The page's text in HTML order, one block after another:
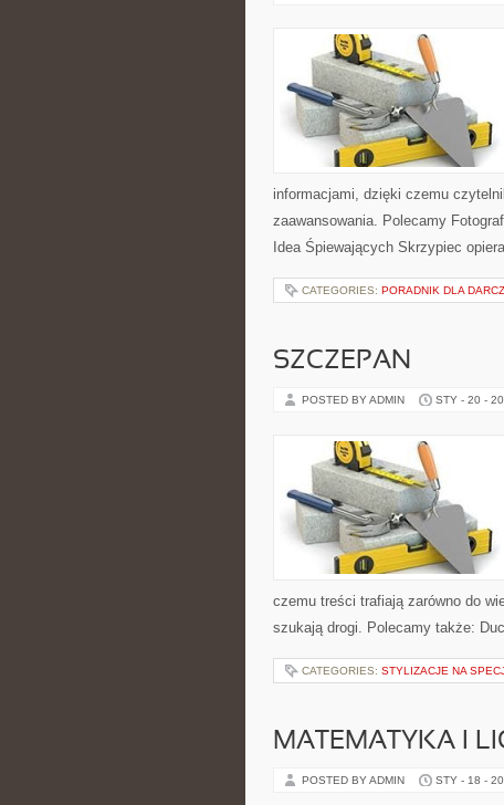
informacjami, dzięki czemu
zaawansowania. Polecamy
Idea Śpiewających Skrzypiec
CATEGORIES: PORADNIK DLA
SZCZEPAN
POSTED BY ADMIN STY - 20 -
czemu treści trafiają zarówno do
szukają drogi. Polecamy także:
CATEGORIES: STYLIZACJE NA
MATEMATYKA I
POSTED BY ADMIN STY - 18 -